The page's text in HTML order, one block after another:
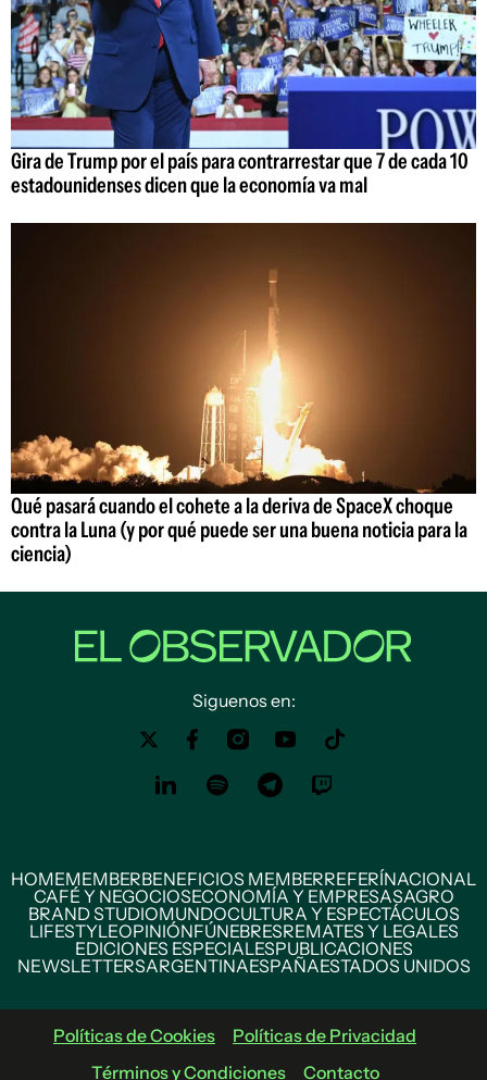
Gira de Trump por el país para contrarrestar que 7 de cada 10
estadounidenses dicen que la economía va mal
Qué pasará cuando el cohete a la deriva de SpaceX choque
contra la Luna (y por qué puede ser una buena noticia para la
ciencia)
Siguenos en:
HOMEMEMBERBENEFICIOS MEMBERREFERÍNACIONAL
CAFÉ Y NEGOCIOSECONOMÍA Y EMPRESASAGRO
BRAND STUDIOMUNDOCULTURA Y ESPECTÁCULOS
LIFESTYLEOPINIÓNFÚNEBRESREMATES Y LEGALES
EDICIONES ESPECIALESPUBLICACIONES
NEWSLETTERSARGENTINAESPAÑAESTADOS UNIDOS
Políticas de Cookies
Políticas de Privacidad
Términos y Condiciones
Contacto